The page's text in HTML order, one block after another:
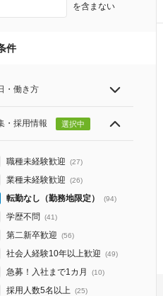
を含まない
件
・働き方
・採用情報 選択中
職種未経験歓迎 (27)
業種未経験歓迎 (26)
転勤なし（勤務地限定） (94)
学歴不問 (41)
第二新卒歓迎 (56)
社会人経験10年以上歓迎 (49)
急募！入社まで1カ月 (10)
採用人数5名以上 (25)